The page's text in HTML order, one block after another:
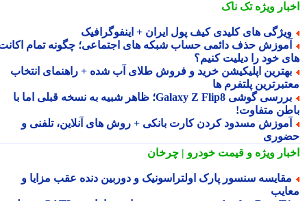
ویژهتک ناک
های کلیدی کیف پول ایران + اینفوگرافیک
حذف دائمی حساب شبکه های اجتماعی؛ چگونه تمام اکانت
خود را دیلیت کنیم؟
اپلیکیشن خرید و فروش طلای آب شده + راهنمای انتخاب
پلتفرم ها
بررسی گوشی Galaxy Z Flip8؛ ظاهر شبیه به نسخه قبلی اما با
متفاوت!
مسدود کردن کارت بانکی + روش های آنلاین، تلفنی و
ویژهو قیمت خودرو | چرخان
سنسور پارک اولتراسونیک و دوربین دنده عقب مزایا و